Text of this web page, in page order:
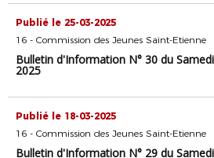
Publié le 25-03-2025
16 - Commission des Jeunes Saint-Etienne
Bulletin d'Information N° 30 du
2025
Publié le 18-03-2025
16 - Commission des Jeunes Saint-Etienne
Bulletin d'Information N° 29 du